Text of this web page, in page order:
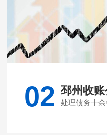
02 邳州收
处理债务十